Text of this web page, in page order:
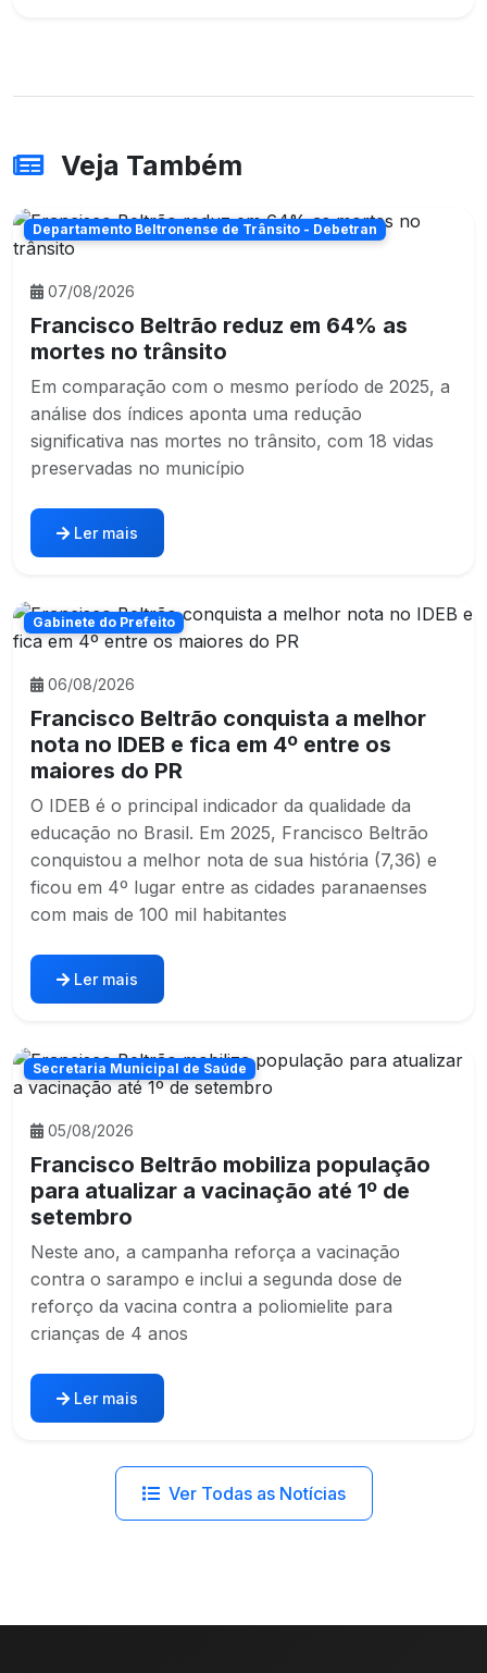
Veja Também
Departamento Beltronense de Trânsito - Debetran
07/08/2026
Francisco Beltrão reduz em 64% as
mortes no trânsito
Em comparação com o mesmo período de 2025, a
análise dos índices aponta uma redução
significativa nas mortes no trânsito, com 18 vidas
preservadas no município
Ler mais
Gabinete do Prefeito
06/08/2026
Francisco Beltrão conquista a melhor
nota no IDEB e fica em 4º entre os
maiores do PR
O IDEB é o principal indicador da qualidade da
educação no Brasil. Em 2025, Francisco Beltrão
conquistou a melhor nota de sua história (7,36) e
ficou em 4º lugar entre as cidades paranaenses
com mais de 100 mil habitantes
Ler mais
Secretaria Municipal de Saúde
05/08/2026
Francisco Beltrão mobiliza população
para atualizar a vacinação até 1º de
setembro
Neste ano, a campanha reforça a vacinação
contra o sarampo e inclui a segunda dose de
reforço da vacina contra a poliomielite para
crianças de 4 anos
Ler mais
Ver Todas as Notícias